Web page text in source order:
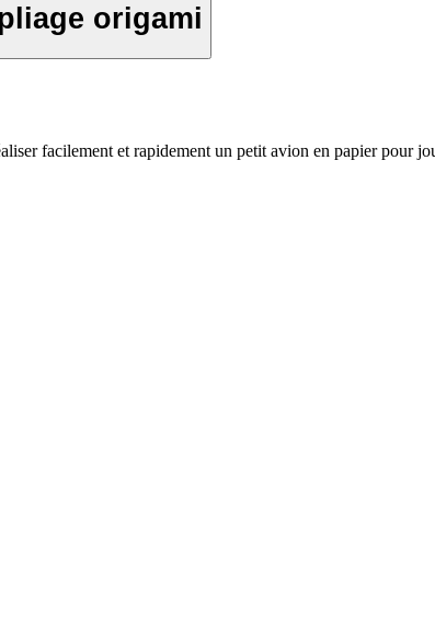
origami
facilement et rapidement un petit avion en papier pour